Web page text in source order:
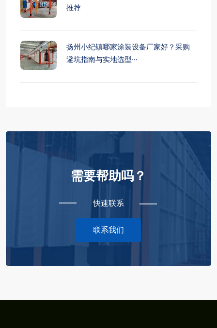
推荐
扬州小纪镇哪家涂装设备厂家好？采购
避坑指南与实地选型···
需要帮助吗？
快速联系
联系我们